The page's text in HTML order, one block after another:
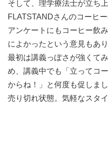
そして、理学療法士が立ち
FLATSTANDさんのコーヒ
アンケートにもコーヒー飲
によかったという意見もあり
最初は講義っぽさが強くて
め、講義中でも「立ってコ
からね！」と何度も促しま
売り切れ状態。気軽なスタ